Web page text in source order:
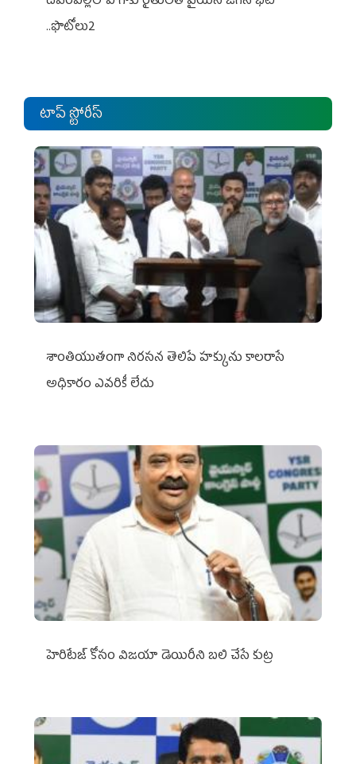
..ఫొటోలు2
టాప్ స్టోరీస్
శాంతియుతంగా నిరసన తెలిపే హక్కును కాలరాసే
అధికారం ఎవరికీ లేదు
హెరిటేజ్ కోసం విజయా డెయిరీని బలి చేసే కుట్ర‌